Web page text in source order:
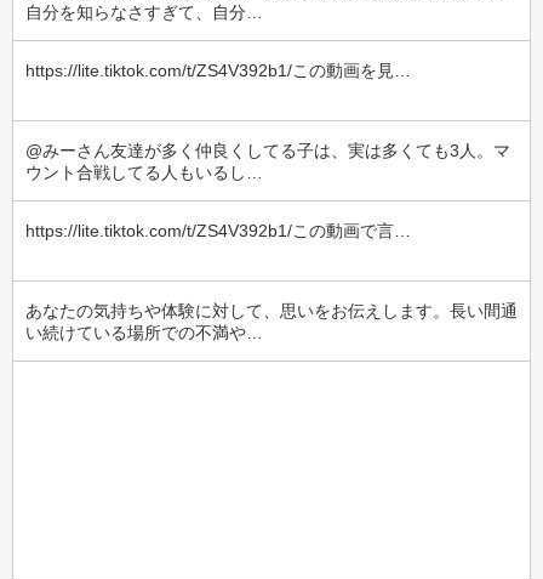
自分を知らなさすぎて、自分…
https://lite.tiktok.com/t/ZS4V392b1/この動画を見…
@みーさん友達が多く仲良くしてる子は、実は多くても3人。マ
ウント合戦してる人もいるし…
https://lite.tiktok.com/t/ZS4V392b1/この動画で言…
あなたの気持ちや体験に対して、思いをお伝えします。長い間通
い続けている場所での不満や…